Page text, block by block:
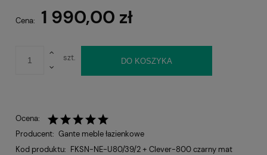
Cena: 1 990,00 zł
szt. DO KOSZYKA
Ocena:
Producent: Gante meble łazienkowe
Kod produktu: FKSN-NE-U80/39/2 + Clever-800 czarny mat